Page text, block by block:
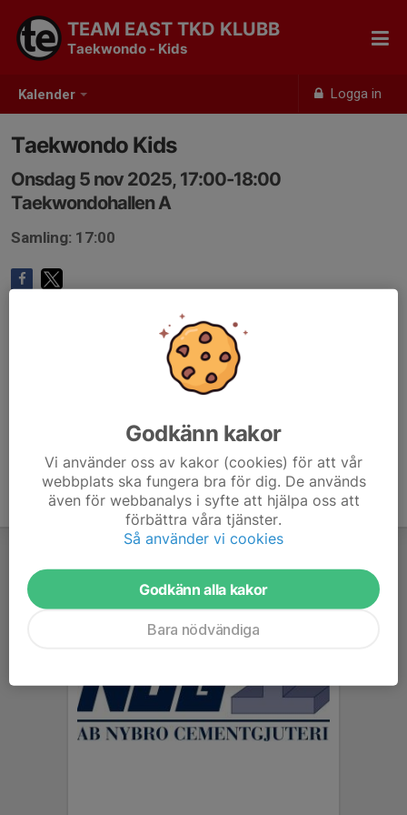
Kalender Logga in
TEAM EAST TKD KLUBB
Taekwondo - Kids
Taekwondo Kids
Onsdag 5 nov 2025, 17:00-18:00
Taekwondohallen A
Samling: 17:00
Godkänn kakor
Vi använder oss av kakor (cookies) för att vår
webbplats ska fungera bra för dig. De används
även för webbanalys i syfte att hjälpa oss att
förbättra våra tjänster.
Så använder vi cookies
Godkänn alla kakor
Bara nödvändiga